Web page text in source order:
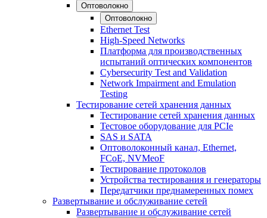
Оптоволокно
Оптоволокно
Ethernet Test
High-Speed Networks
Платформа для производственных
испытаний оптических компонентов
Cybersecurity Test and Validation
Network Impairment and Emulation
Testing
Тестирование сетей хранения данных
Тестирование сетей хранения данных
Тестовое оборудование для PCIe
SAS и SATA
Оптоволоконный канал, Ethernet,
FCoE, NVMeoF
Тестирование протоколов
Устройства тестирования и генераторы
Передатчики преднамеренных помех
Развертывание и обслуживание сетей
Развертывание и обслуживание сетей